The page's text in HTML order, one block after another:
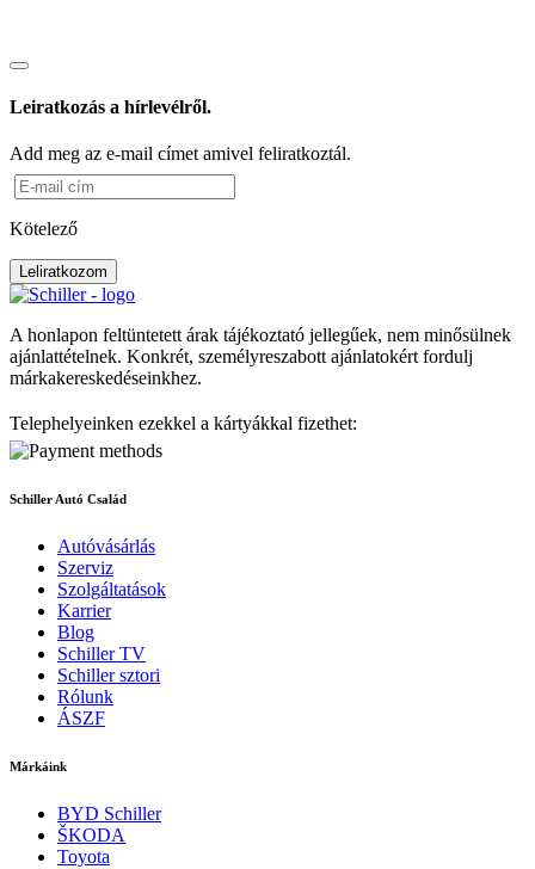
Leiratkozás a hírlevélről.
Add meg az e-mail címet amivel feliratkoztál.
Kötelező
Leliratkozom
A honlapon feltüntetett árak tájékoztató jellegűek, nem minősülnek
ajánlattételnek. Konkrét, személyreszabott ajánlatokért fordulj
márkakereskedéseinkhez.
Telephelyeinken ezekkel a kártyákkal fizethet:
Schiller Autó Család
Autóvásárlás
Szerviz
Szolgáltatások
Karrier
Blog
Schiller TV
Schiller sztori
Rólunk
ÁSZF
Márkáink
BYD Schiller
ŠKODA
Toyota